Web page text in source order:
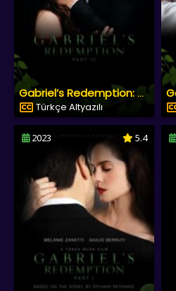
Gabriel’s Redemption: Part III
Türkçe Altyazılı
2023 5.4